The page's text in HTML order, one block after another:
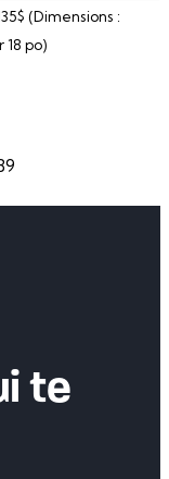
(Dimensions :
18 po)
te